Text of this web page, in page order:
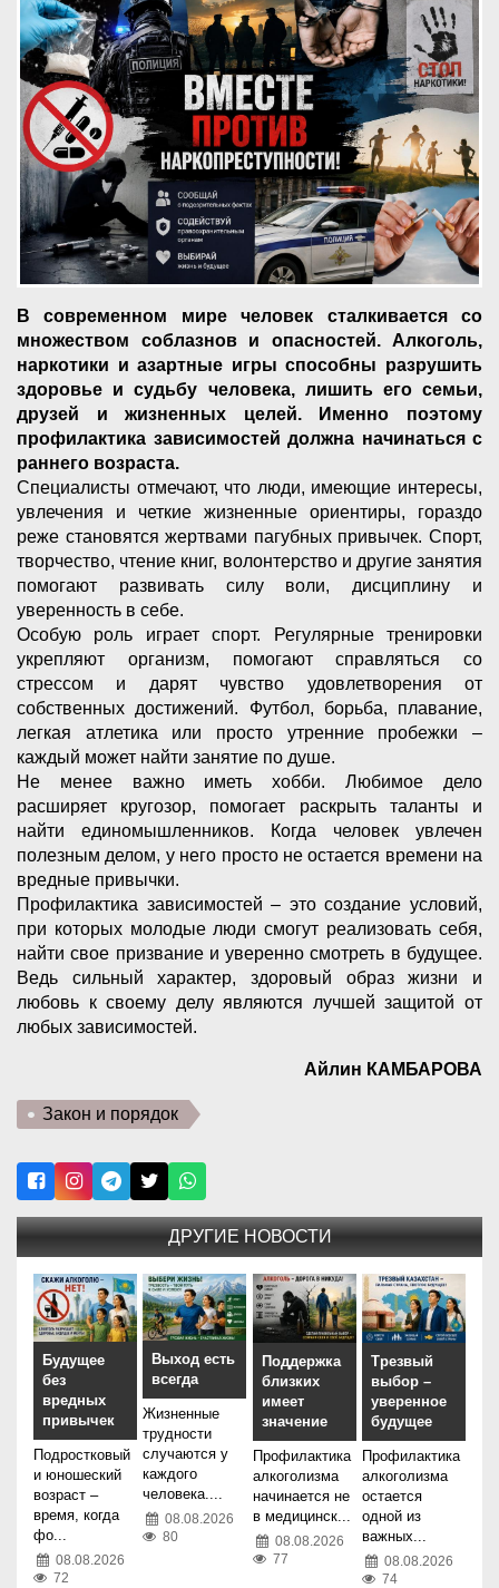
В современном мире человек сталкивается со
множеством соблазнов и опасностей. Алкоголь,
наркотики и азартные игры способны разрушить
здоровье и судьбу человека, лишить его семьи,
друзей и жизненных целей. Именно поэтому
профилактика зависимостей должна начинаться с
раннего возраста.
Специалисты отмечают, что люди, имеющие интересы,
увлечения и четкие жизненные ориентиры, гораздо
реже становятся жертвами пагубных привычек. Спорт,
творчество, чтение книг, волонтерство и другие занятия
помогают развивать силу воли, дисциплину и
уверенность в себе.
Особую роль играет спорт. Регулярные тренировки
укрепляют организм, помогают справляться со
стрессом и дарят чувство удовлетворения от
собственных достижений. Футбол, борьба, плавание,
легкая атлетика или просто утренние пробежки –
каждый может найти занятие по душе.
Не менее важно иметь хобби. Любимое дело
расширяет кругозор, помогает раскрыть таланты и
найти единомышленников. Когда человек увлечен
полезным делом, у него просто не остается времени на
вредные привычки.
Профилактика зависимостей – это создание условий,
при которых молодые люди смогут реализовать себя,
найти свое призвание и уверенно смотреть в будущее.
Ведь сильный характер, здоровый образ жизни и
любовь к своему делу являются лучшей защитой от
любых зависимостей.
Айлин КАМБАРОВА
Закон и порядок
ДРУГИЕ НОВОСТИ
Будущее
без
вредных
привычек
Подростковый
и юношеский
возраст –
время, когда
фо...
08.08.2026
72
Выход есть
всегда
Жизненные
трудности
случаются у
каждого
человека....
08.08.2026
80
Поддержка
близких
имеет
значение
Профилактика
алкоголизма
начинается не
в медицинск...
08.08.2026
77
Трезвый
выбор –
уверенное
будущее
Профилактика
алкоголизма
остается
одной из
важных...
08.08.2026
74